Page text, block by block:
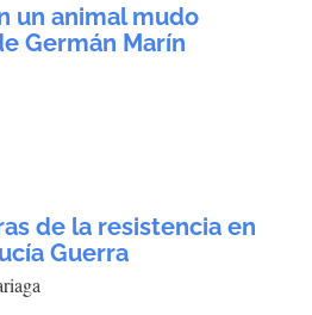
un animal mudo
Germán Marín
de la resistencia en
Guerra